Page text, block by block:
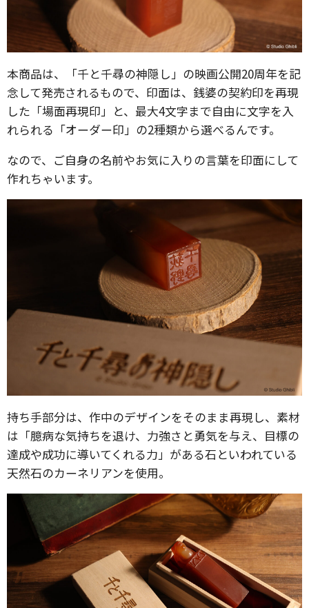
本商品は、「千と千尋の神隠し」の映画公開20周年を記
念して発売されるもので、印面は、銭婆の契約印を再現
した「場面再現印」と、最大4文字まで自由に文字を入
れられる「オーダー印」の2種類から選べるんです。
なので、ご自身の名前やお気に入りの言葉を印面にして
作れちゃいます。
持ち手部分は、作中のデザインをそのまま再現し、素材
は「臆病な気持ちを退け、力強さと勇気を与え、目標の
達成や成功に導いてくれる力」がある石といわれている
天然石のカーネリアンを使用。